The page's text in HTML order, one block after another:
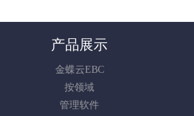
产品展示
金蝶云EBC
按领域
管理软件